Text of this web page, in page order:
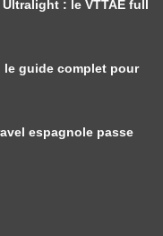
: le VTTAE full
le guide complet pour
espagnole passe